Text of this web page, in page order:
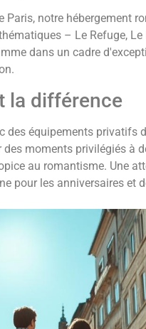
notre hébergement
– Le Refuge,
dans un cadre
la différence
des équipements privatifs
moments privilégiés à
au romantisme. Une
pour les anniversaires et